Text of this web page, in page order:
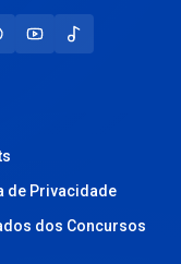
de Privacidade
dos Concursos